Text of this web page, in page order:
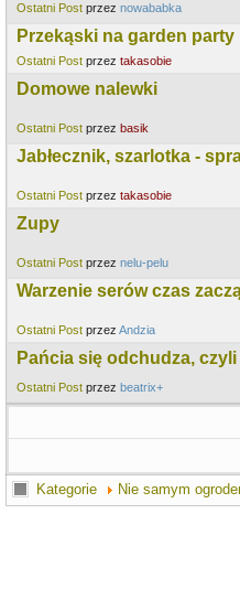
Ostatni Post przez nowababka
Przekąski na garden party
Ostatni Post przez takasobie
Domowe nalewki
Ostatni Post przez basik
Jabłecznik, szarlotka -
Ostatni Post przez takasobie
Zupy
Ostatni Post przez nelu-pelu
Warzenie serów czas
Ostatni Post przez Andzia
Pańcia się odchudza,
Ostatni Post przez beatrix+
Kategorie Nie samym